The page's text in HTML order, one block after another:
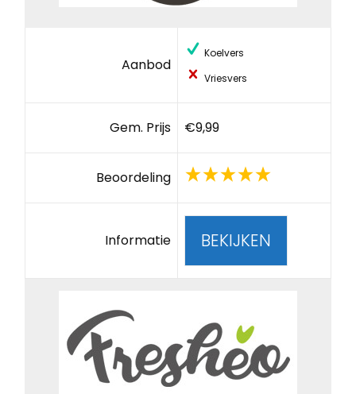
Aanbod
Koelvers
Vriesvers
Gem. Prijs €9,99
Beoordeling
Informatie BEKIJKEN